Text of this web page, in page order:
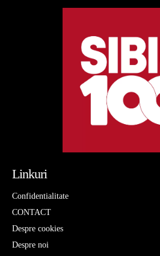
Linkuri
Confidentialitate
CONTACT
Despre cookies
Despre noi